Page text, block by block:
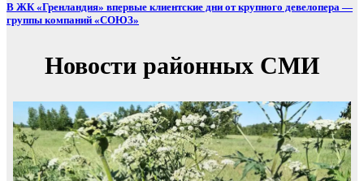
В ЖК «Гренландия» впервые клиентские дни от крупного девелопера —
группы компаний «СОЮЗ»